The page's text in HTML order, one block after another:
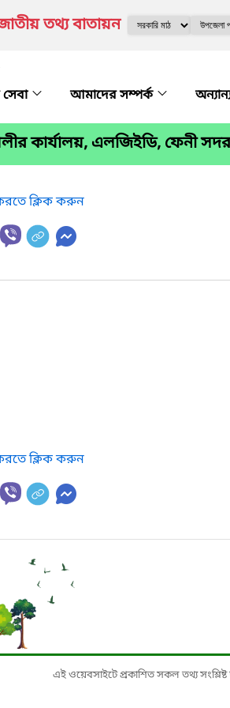
তথ্য বাতায়ন
আমাদের সম্পর্ক
কার্যালয়, এলজিইডি, ফেনী
ক্লিক করুন
ক্লিক করুন
এই ওয়েবসাইটে প্রকাশিত সকল তথ্য সংশ্লিষ্ট